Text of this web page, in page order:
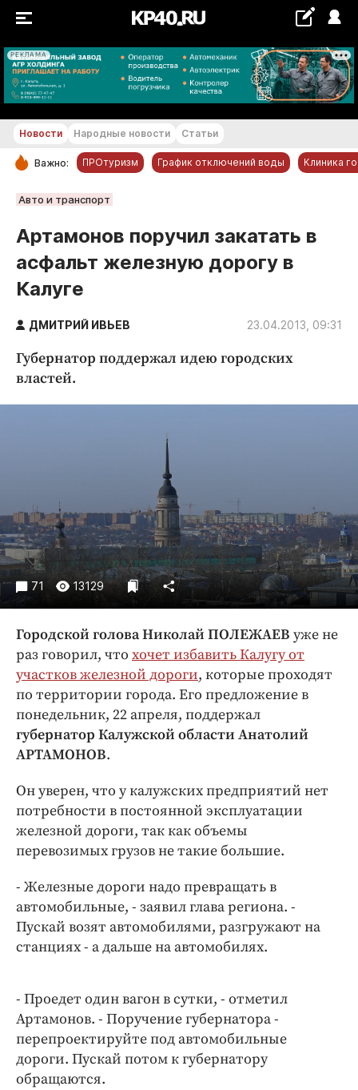
РЕКЛАМА
+19...+20 °С
РУБРИКИ
Новости компаний
Статьи
Народные новости
Авто и транспорт
Криминал
Праздники
Происшествия
Спорт
Экономика и бизнес
Блоги
Издания
Медиаперсона
Интересное чтиво
Клиника года
Работодатель года
Новости Народные новости Статьи
Важно: ПРОтуризм График отключений воды Клиника
Авто и транспорт
Артамонов поручил закатать в
асфальт железную дорогу в
Калуге
ДМИТРИЙ ИВЬЕВ 23.04.2013, 09:31
Губернатор поддержал идею городских
властей.
71 13129
Городской голова Николай ПОЛЕЖАЕВ уже не
раз говорил, что хочет избавить Калугу от
участков железной дороги, которые проходят
по территории города. Его предложение в
понедельник, 22 апреля, поддержал
губернатор Калужской области Анатолий
АРТАМОНОВ.
Он уверен, что у калужских предприятий нет
потребности в постоянной эксплуатации
железной дороги, так как объемы
перевозимых грузов не такие большие.
- Железные дороги надо превращать в
автомобильные, - заявил глава региона. -
Пускай возят автомобилями, разгружают на
станциях - а дальше на автомобилях.
- Проедет один вагон в сутки, - отметил
Артамонов. - Поручение губернатора -
перепроектируйте под автомобильные
дороги. Пускай потом к губернатору
обращаются.